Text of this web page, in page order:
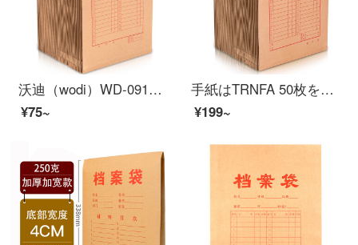
沃迪（wodi）WD-09110枚A 4クラフト紙の袋250 g側の幅4 cmの契約書類の資料の袋
¥75~
手紙はTRNFA 50枚を発送します。クラフトート紙の袋A 180グラム、3 cmの厚さの書類袋です。資料袋TN-DA 1803。
¥199~